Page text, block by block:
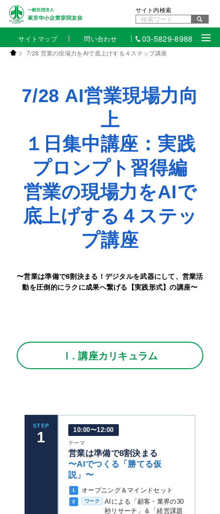
サイト内検索
サイトマップ 問い合わせ 03-5829-8988
7/28 営業の現場力をAIで底上げする４ステップ講座
7/28 AI営業現場力向
上
１日集中講座：実践
プロンプト習得編
営業の現場力をAIで
底上げする４ステッ
プ講座
〜営業は準備で8割決まる！デジタルを武器にして、営業活
動を圧倒的にラクに成果へ繋げる【実践形式】の講座〜
Ⅰ. 講座カリキュラム
STEP
1 10:00〜12:00
テーマ
営業は準備で8割決まる
〜AIでつくる「勝てる仮
説」〜
1 オープニング＆マインドセット
2 ワーク
AIによる「顧客・業界の30
秒リサーチ」＆「経営課題